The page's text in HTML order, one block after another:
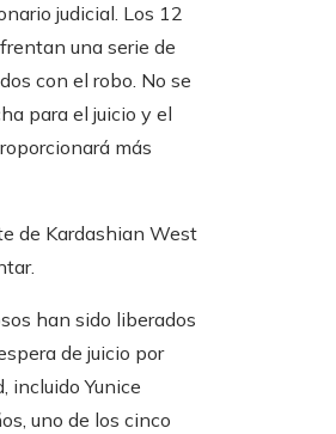
judicial. Los 12
una serie de
con el robo. No se
para el juicio y el
más
de Kardashian West
han sido liberados
de juicio por
incluido Yunice
uno de los cinco